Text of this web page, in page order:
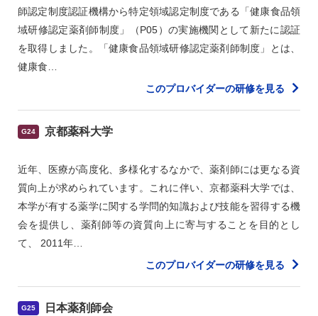
師認定制度認証機構から特定領域認定制度である「健康食品領
域研修認定薬剤師制度」（P05）の実施機関として新たに認証
を取得しました。「健康食品領域研修認定薬剤師制度」とは、
健康食…
このプロバイダーの研修を見る
G24 京都薬科大学
近年、医療が高度化、多様化するなかで、薬剤師には更なる資
質向上が求められています。これに伴い、京都薬科大学では、
本学が有する薬学に関する学問的知識および技能を習得する機
会を提供し、薬剤師等の資質向上に寄与することを目的とし
て、 2011年…
このプロバイダーの研修を見る
G25 日本薬剤師会